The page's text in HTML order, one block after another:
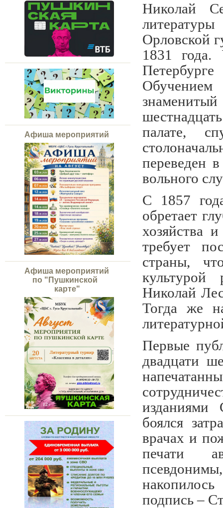
Афиша мероприятий
Афиша мероприятий
по "Пушкинской
карте"
Николай
Орловской
1831
палате,
переведен
вольного
С 1857
обретает
хозяйства
требует
страны,
Николай
Тогда же
Первые
двадцати
изданиями
боялся
врачах и
печати
подпись –